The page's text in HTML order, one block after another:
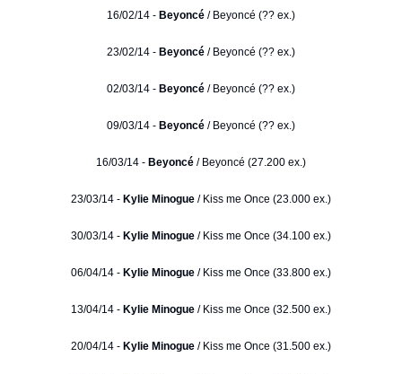
16/02/14 - Beyoncé / Beyoncé (?? ex.)
23/02/14 - Beyoncé / Beyoncé (?? ex.)
02/03/14 - Beyoncé / Beyoncé (?? ex.)
09/03/14 - Beyoncé / Beyoncé (?? ex.)
16/03/14 - Beyoncé / Beyoncé (27.200 ex.)
23/03/14 - Kylie Minogue / Kiss me Once (23.000 ex.)
30/03/14 - Kylie Minogue / Kiss me Once (34.100 ex.)
06/04/14 - Kylie Minogue / Kiss me Once (33.800 ex.)
13/04/14 - Kylie Minogue / Kiss me Once (32.500 ex.)
20/04/14 - Kylie Minogue / Kiss me Once (31.500 ex.)